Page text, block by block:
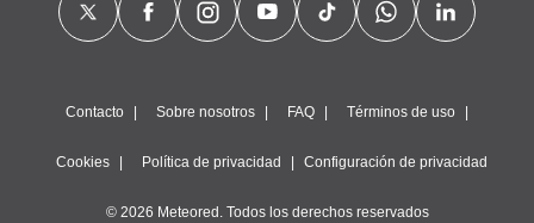
Contacto Sobre nosotros FAQ Términos de uso
Cookies Política de privacidad Configuración de privacidad
© 2026 Meteored. Todos los derechos reservados